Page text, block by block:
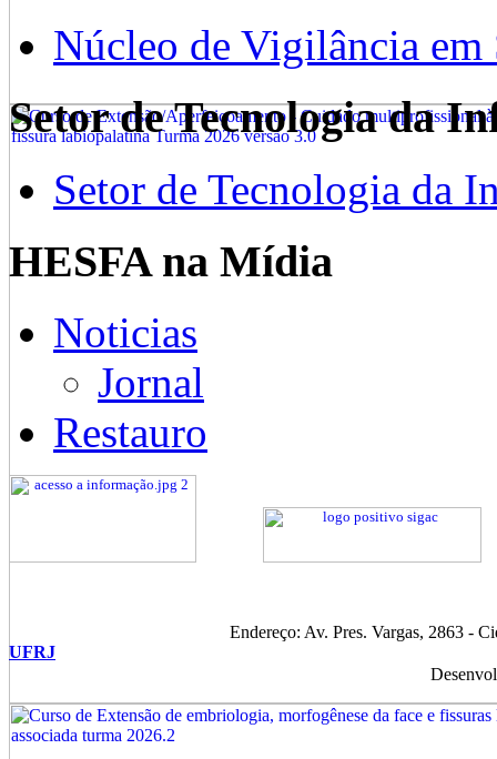
Núcleo de Vigilância em
Setor de Tecnologia da
Setor de Tecnologia da
HESFA na Mídia
Noticias
Jornal
Restauro
Endereço: Av. Pres. Vargas, 2863 -
UFRJ